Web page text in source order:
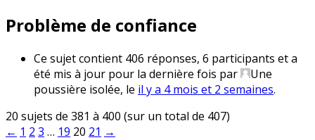
Problème de confiance
Ce sujet contient 406 réponses, 6 participants et a
été mis à jour pour la dernière fois par
Une
poussière isolée, le il y a 4 mois et 2 semaines.
20 sujets de 381 à 400 (sur un total de 407)
← 1 2 3 … 19 20 21 →